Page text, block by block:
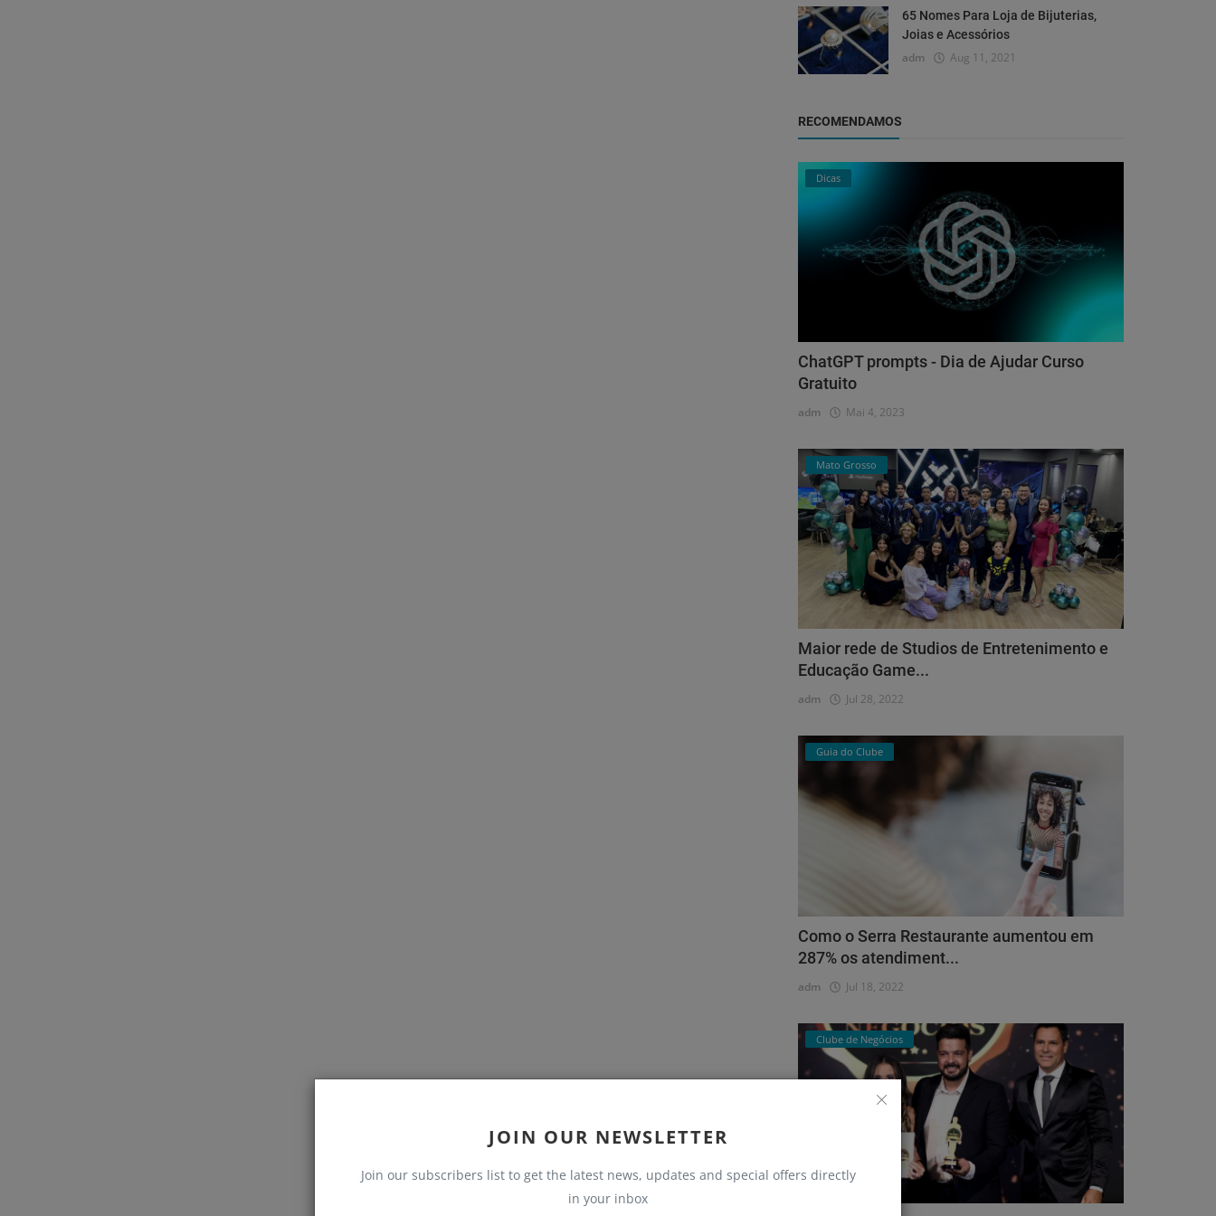
JOIN OUR NEWSLETTER
Join our subscribers list to get the latest news, updates and special offers directly
in your inbox
65 Nomes Para Loja de Bijuterias,
Joias e Acessórios
adm Aug 11, 2021
RECOMENDAMOS
Dicas
ChatGPT prompts - Dia de Ajudar Curso
Gratuito
adm Mai 4, 2023
Mato Grosso
Maior rede de Studios de Entretenimento e
Educação Game...
adm Jul 28, 2022
Guia do Clube
Como o Serra Restaurante aumentou em
287% os atendiment...
adm Jul 18, 2022
Clube de Negócios